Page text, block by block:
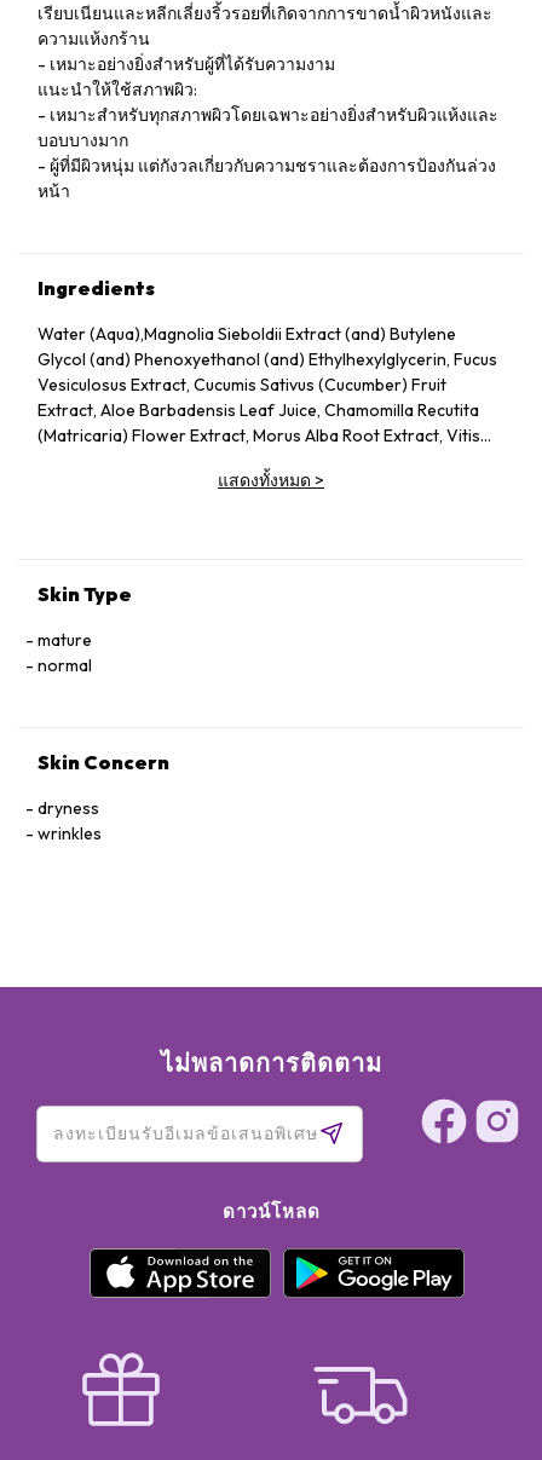
เรียบเนียนและหลีกเลี่ยงริ้วรอยที่เกิดจากการขาดน้ำผิวหนังและ
ความแห้งกร้าน
- เหมาะอย่างยิ่งสำหรับผู้ที่ได้รับความงาม
แนะนำให้ใช้สภาพผิว:
- เหมาะสำหรับทุกสภาพผิวโดยเฉพาะอย่างยิ่งสำหรับผิวแห้งและ
บอบบางมาก
- ผู้ที่มีผิวหนุ่ม แต่กังวลเกี่ยวกับความชราและต้องการป้องกันล่วง
หน้า
Ingredients
Water (Aqua),Magnolia Sieboldii Extract (and) Butylene
Glycol (and) Phenoxyethanol (and) Ethylhexylglycerin, Fucus
Vesiculosus Extract, Cucumis Sativus (Cucumber) Fruit
Extract, Aloe Barbadensis Leaf Juice, Chamomilla Recutita
(Matricaria) Flower Extract, Morus Alba Root Extract, Vitis
Sodium Hyaluronate, Ceramide Ⅲ, Tocophersolan,
แสดงทั้งหมด >
Skin Type
mature
normal
Skin Concern
dryness
wrinkles
ไม่พลาดการติดตาม
ดาวน์โหลด